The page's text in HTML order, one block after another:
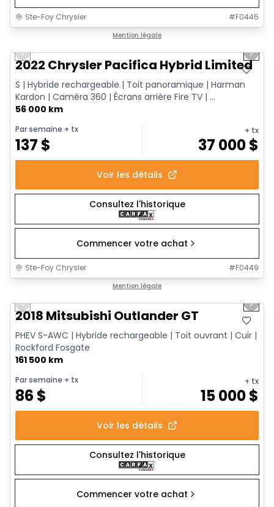
Ste-Foy Chrysler #F0445
Mention légale
Previous slide Next
2022 Chrysler Pacifica Hybrid Limited
S | Hybride rechargeable | Toit panoramique | Harman
Kardon | Caméra 360 | Écrans arrière Fire TV | ...
56 000 km
Par semaine + tx
137 $
+ tx
37 000$
Voir les détails
Consultez l'historique
Commencer votre achat
Ste-Foy Chrysler #F0449
Mention légale
Previous slide Next
2018 Mitsubishi Outlander GT
PHEV S-AWC | Hybride rechargeable | Toit ouvrant | Cuir |
Rockford Fosgate
161 500 km
Par semaine + tx
86 $
+ tx
15 000$
Voir les détails
Consultez l'historique
Commencer votre achat